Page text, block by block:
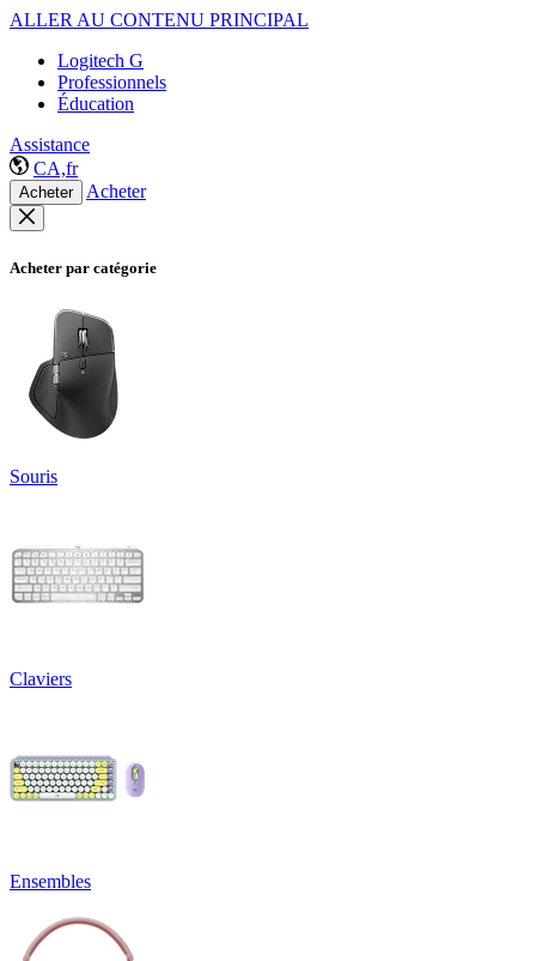
ALLER AU CONTENU PRINCIPAL
Logitech G
Professionnels
Éducation
Assistance
CA,fr
Acheter Acheter
Acheter par catégorie
Souris
Claviers
Ensembles